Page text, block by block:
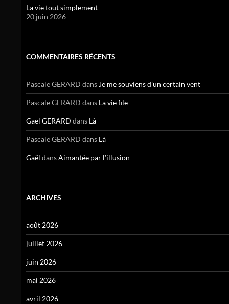
La vie tout simplement
20 juin 2026
COMMENTAIRES RÉCENTS
Pascale GERARD dans Je me souviens d’un certain vent
Pascale GERARD dans La vie file
Gael GERARD dans Là
Pascale GERARD dans Là
Gaël dansAimantée par l’illusion
ARCHIVES
août 2026
juillet 2026
juin 2026
mai 2026
avril 2026